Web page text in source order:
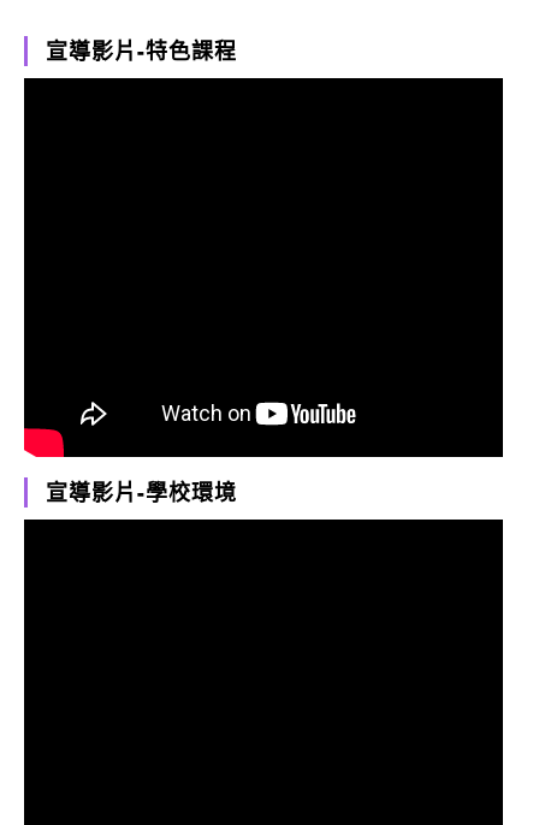
宣導影片-特色課程
宣導影片-學校環境